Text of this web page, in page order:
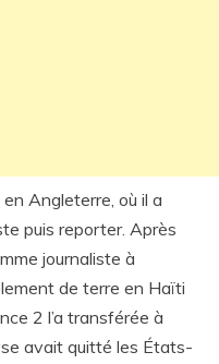
Angleterre, où il a
puis reporter. Après
journaliste à
de terre en Haïti
2 l’a transférée à
avait quitté les États-